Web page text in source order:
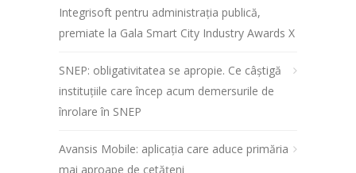
Integrisoft pentru administrația publică,
premiate la Gala Smart City Industry Awards X
SNEP: obligativitatea se apropie. Ce câștigă
instituțiile care încep acum demersurile de
înrolare în SNEP
Avansis Mobile: aplicația care aduce primăria
mai aproape de cetățeni